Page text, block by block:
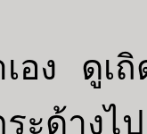
เอง ดูเ
ะด้าง